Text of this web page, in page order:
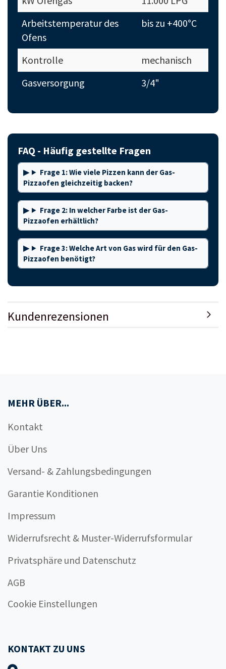
Arbeitstemperatur des
Ofens
bis zu +400°C
Kontrolle
mechanisch
Gasversorgung
3/4"
FAQ - Häufig gestellte Fragen
Frage 1: Wie viele Pizzen kann der Gas-
Pizzaofen gleichzeitig backen?
Frage 2: In welcher Farbe ist der Gas-
Pizzaofen erhältlich?
Frage 3: Welche Art von Gas wird für den Gas-
Pizzaofen benötigt?
Kundenrezensionen
MEHR ÜBER...
Kontakt
Über Uns
Versand- & Zahlungsbedingungen
Garantie Konditionen
Impressum
Widerrufsrecht & Muster-Widerrufsformular
Privatsphäre und Datenschutz
AGB
Cookie Einstellungen
KONTAKT ZU UNS